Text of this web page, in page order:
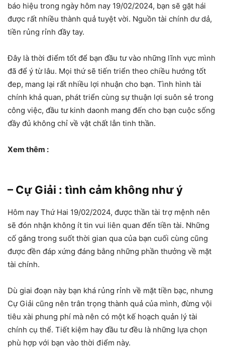
báo hiệu trong ngày hôm nay 19/02/2024, bạn sẽ gặt hái
được rất nhiều thành quả tuyệt vời. Nguồn tài chính dư dả,
tiền rủng rỉnh đầy tay.
Đây là thời điểm tốt để bạn đầu tư vào những lĩnh vực mình
đã để ý từ lâu. Mọi thứ sẽ tiến triển theo chiều hướng tốt
đep, mang lại rất nhiều lợi nhuận cho bạn. Tình hình tài
chính khả quan, phát triển cùng sự thuận lợi suôn sẻ trong
công việc, đầu tư kinh daonh mang đến cho bạn cuộc sống
đầy đủ không chỉ về vật chất lẫn tinh thần.
Xem thêm :
– Cự Giải : tình cảm không như ý
Hôm nay Thứ Hai 19/02/2024, được thần tài trợ mệnh nên
sẽ đón nhận không ít tin vui liên quan đến tiền tài. Những
cố gắng trong suốt thời gian qua của bạn cuối cùng cũng
được đền đáp xứng đáng bằng những phần thưởng về mặt
tài chính.
Dù giai đoạn này bạn khá rủng rỉnh về mặt tiền bạc, nhưng
Cự Giải cũng nên trân trọng thành quả của mình, đừng vội
tiêu xài phung phí mà nên có một kế hoạch quản lý tài
chính cụ thể. Tiết kiệm hay đầu tư đều là những lựa chọn
phù hợp với bạn vào thời điểm này.